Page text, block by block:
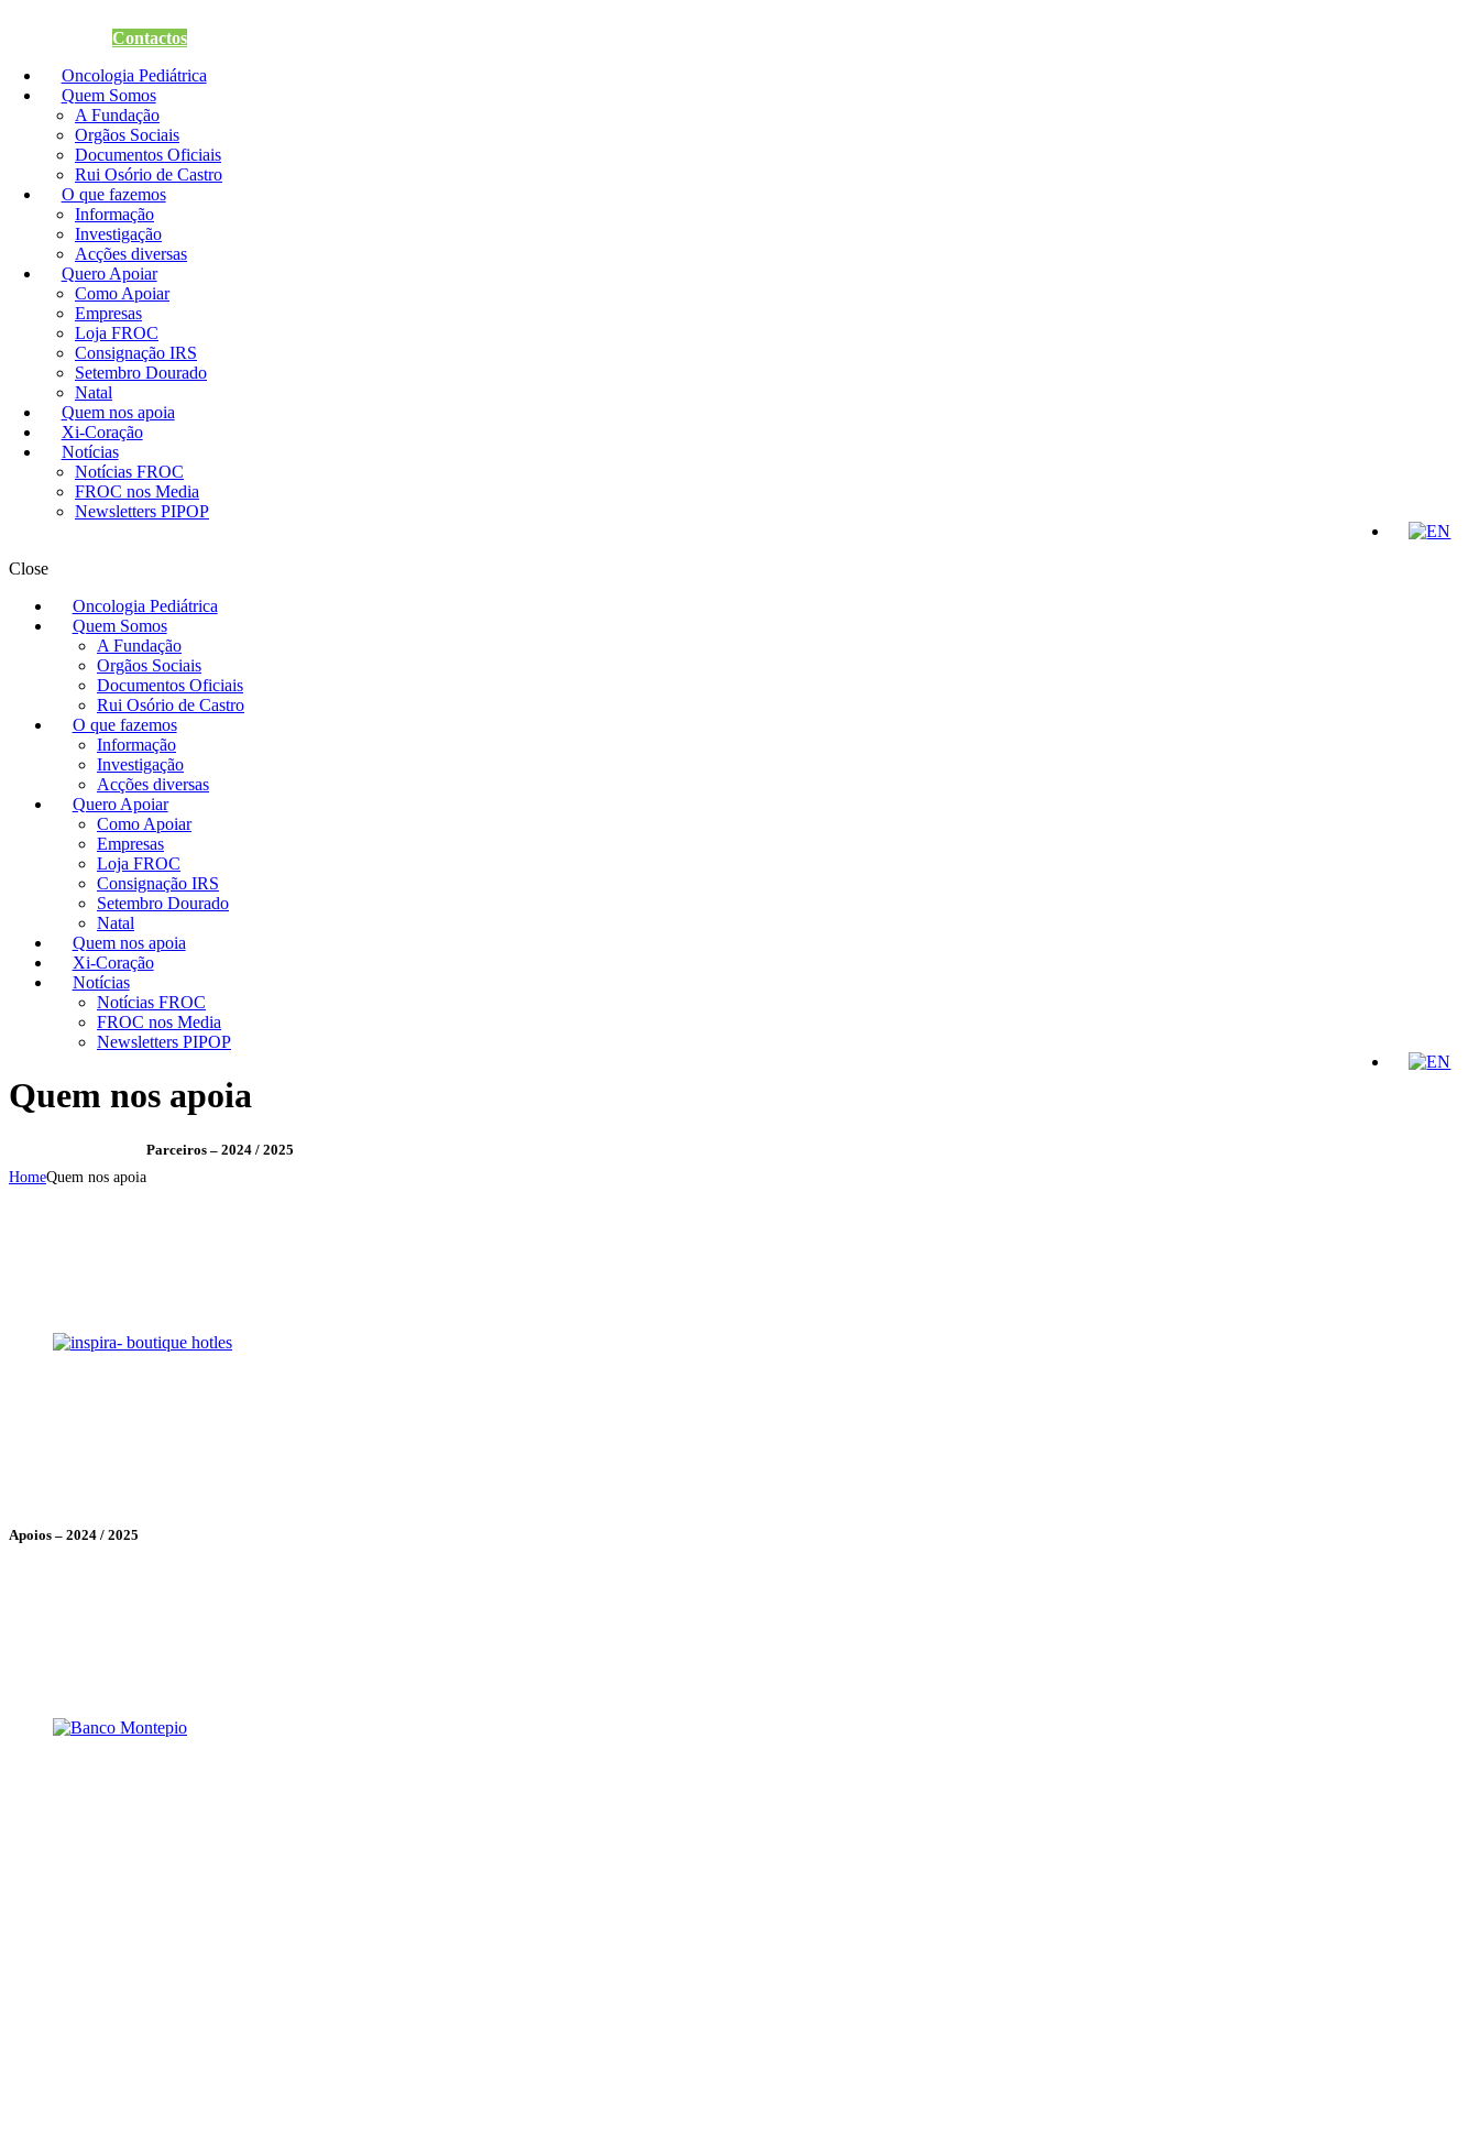
Contactos
Oncologia Pediátrica
Quem Somos
A Fundação
Orgãos Sociais
Documentos Oficiais
Rui Osório de Castro
O que fazemos
Informação
Investigação
Acções diversas
Quero Apoiar
Como Apoiar
Empresas
Loja FROC
Consignação IRS
Setembro Dourado
Natal
Quem nos apoia
Xi-Coração
Notícias
Notícias FROC
FROC nos Media
Newsletters PIPOP
Close
Oncologia Pediátrica
Quem Somos
A Fundação
Orgãos Sociais
Documentos Oficiais
Rui Osório de Castro
O que fazemos
Informação
Investigação
Acções diversas
Quero Apoiar
Como Apoiar
Empresas
Loja FROC
Consignação IRS
Setembro Dourado
Natal
Quem nos apoia
Xi-Coração
Notícias
Notícias FROC
FROC nos Media
Newsletters PIPOP
Quem nos apoia
HomeQuem nos apoia
Parceiros – 2024 / 2025
Apoios – 2024 / 2025